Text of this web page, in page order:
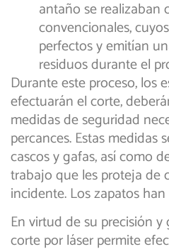
antaño se realizaban
convencionales,
perfectos y emitían
residuos durante el
Durante este proceso, los
efectuarán el corte,
medidas de seguridad
percances. Estas medidas
cascos y gafas, así como
trabajo que les proteja de
incidente. Los zapatos
En virtud de su precisión
corte por láser permite